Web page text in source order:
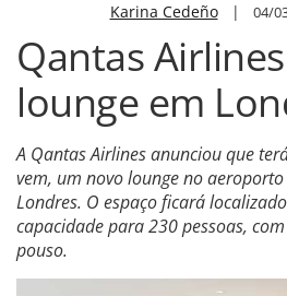
Karina Cedeño| 04/
Qantas
lounge em
A Qantas Airlines anunciou que
vem, um novo lounge no
Londres. O espaço ficará
capacidade para 230 pessoas,
pouso.